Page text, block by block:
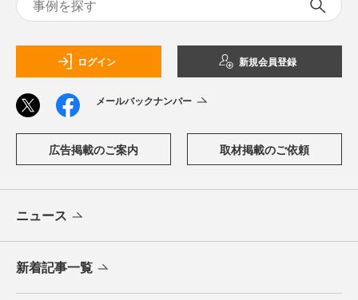
ログイン 新規会員登録
メールバックナンバー
広告掲載のご案内 取材掲載のご依頼
ニュース
新着記事一覧